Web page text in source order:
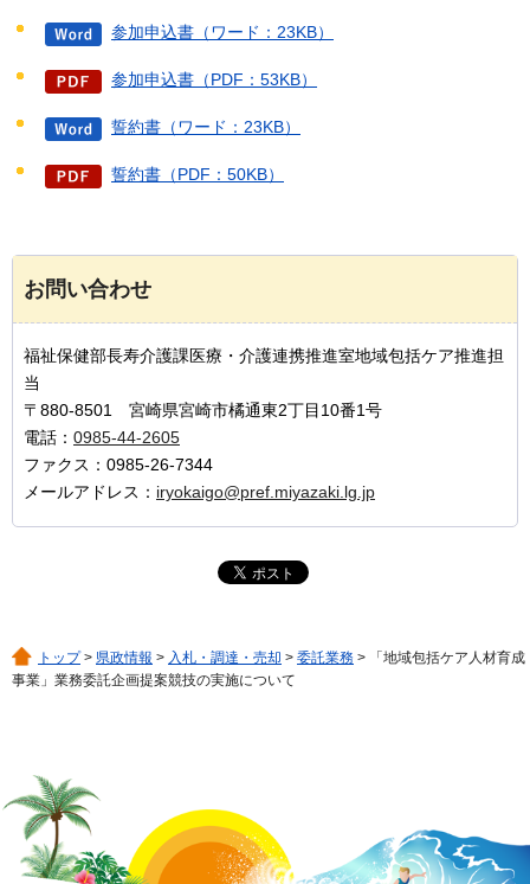
参加申込書（ワード：23KB）
参加申込書（PDF：53KB）
誓約書（ワード：23KB）
誓約書（PDF：50KB）
お問い合わせ
福祉保健部長寿介護課医療・介護連携推進室地域包括ケア推進担
当
〒880-8501 宮崎県宮崎市橘通東2丁目10番1号
電話： 0985-44-2605
ファクス：0985-26-7344
メールアドレス： iryokaigo@pref.miyazaki.lg.jp
トップ> 県政情報 > 入札・調達・売却 > 委託業務 > 「地域包括ケア人材育成
事業」業務委託企画提案競技の実施について